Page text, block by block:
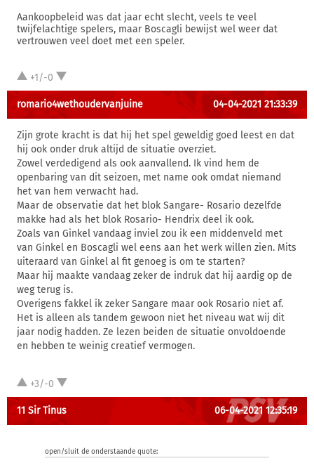
Aankoopbeleid was dat jaar echt slecht, veels te veel
twijfelachtige spelers, maar Boscagli bewijst wel weer dat
vertrouwen veel doet met een speler.
+1/-0
romario4wethoudervanjuine 04-04-2021 21:33:39
Zijn grote kracht is dat hij het spel geweldig goed leest en dat
hij ook onder druk altijd de situatie overziet.
Zowel verdedigend als ook aanvallend. Ik vind hem de
openbaring van dit seizoen, met name ook omdat niemand
het van hem verwacht had.
Maar de observatie dat het blok Sangare- Rosario dezelfde
makke had als het blok Rosario- Hendrix deel ik ook.
Zoals van Ginkel vandaag inviel zou ik een middenveld met
van Ginkel en Boscagli wel eens aan het werk willen zien. Mits
uiteraard van Ginkel al fit genoeg is om te starten?
Maar hij maakte vandaag zeker de indruk dat hij aardig op de
weg terug is.
Overigens fakkel ik zeker Sangare maar ook Rosario niet af.
Het is alleen als tandem gewoon niet het niveau wat wij dit
jaar nodig hadden. Ze lezen beiden de situatie onvoldoende
en hebben te weinig creatief vermogen.
+3/-0
11 Sir Tinus 06-04-2021 12:35:19
open/sluit de onderstaande quote: